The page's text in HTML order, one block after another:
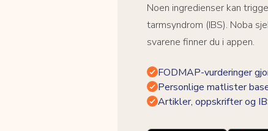
Noen ingredienser kan
tarmsyndrom (IBS). Noba
svarene finner du i appen.
FODMAP-vurderinger
Personlige matlister
Artikler, oppskrifter og